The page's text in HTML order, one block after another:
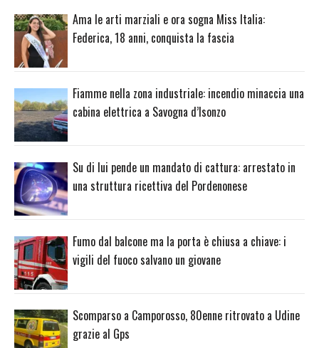
Ama le arti marziali e ora sogna Miss Italia:
Federica, 18 anni, conquista la fascia
Fiamme nella zona industriale: incendio minaccia una
cabina elettrica a Savogna d’Isonzo
Su di lui pende un mandato di cattura: arrestato in
una struttura ricettiva del Pordenonese
Fumo dal balcone ma la porta è chiusa a chiave: i
vigili del fuoco salvano un giovane
Scomparso a Camporosso, 80enne ritrovato a Udine
grazie al Gps